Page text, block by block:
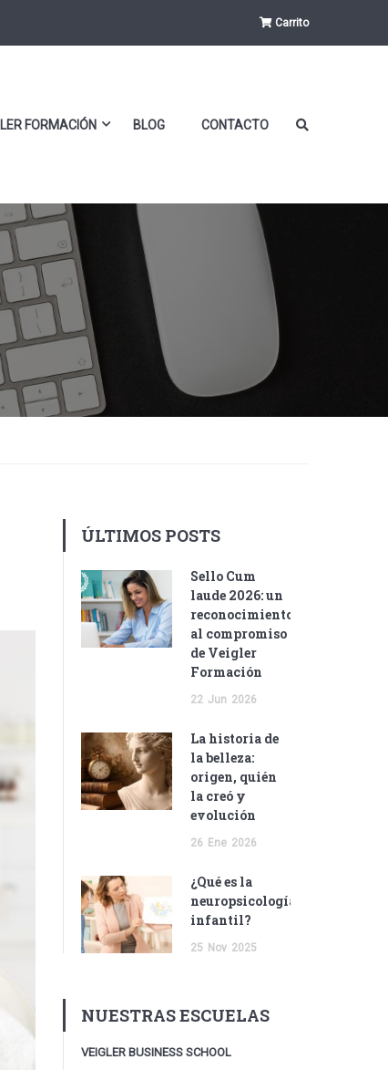
Carrito
FORMACIÓN BLOG CONTACTO
ÚLTIMOS POSTS
Sello Cum
laude 2026: un
reconocimiento
al compromiso
de Veigler
Formación
22 Jun 2026
La historia de
la belleza:
origen, quién
la creó y
evolución
26 Ene 2026
¿Qué es la
neuropsicología
infantil?
25 Nov 2025
NUESTRAS ESCUELAS
VEIGLER BUSINESS SCHOOL